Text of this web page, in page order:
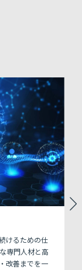
けるための仕
専門人材と高
改善までを一